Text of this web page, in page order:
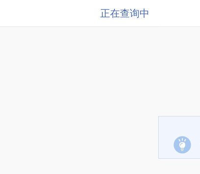
正在查询中